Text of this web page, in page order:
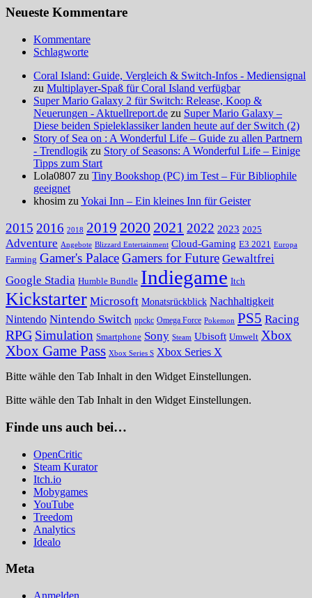
Neueste Kommentare
Kommentare
Schlagworte
Coral Island: Guide, Vergleich & Switch-Infos - Mediensignal
zu Multiplayer-Spaß für Coral Island verfügbar
Super Mario Galaxy 2 für Switch: Release, Koop &
Neuerungen - Aktuellreport.de zu Super Mario Galaxy –
Diese beiden Spieleklassiker landen heute auf der Switch (2)
Story of Sea on : A Wonderful Life – Guide zu allen Partnern
- Trendlogik zu Story of Seasons: A Wonderful Life – Einige
Tipps zum Start
Lola0807 zu Tiny Bookshop (PC) im Test – Für Bibliophile
geeignet
khosim zu Yokai Inn – Ein kleines Inn für Geister
2015 2016 2018 2019 2020 2021 2022 2023 2025
Adventure Angebote Blizzard Entertainment Cloud-Gaming E3 2021 Europa
Farming Gamer's PalaceGamers for Future Gewaltfrei
Google Stadia Humble Bundle Indiegame Itch
Kickstarter Microsoft Monatsrückblick Nachhaltigkeit
Nintendo Nintendo Switch npckc Omega Force Pokemon PS5 Racing
RPG Simulation Smartphone Sony Steam Ubisoft Umwelt Xbox
Xbox Game Pass Xbox Series S Xbox Series X
Bitte wähle den Tab Inhalt in den Widget Einstellungen.
Bitte wähle den Tab Inhalt in den Widget Einstellungen.
Finde uns auch bei…
OpenCritic
Steam Kurator
Itch.io
Mobygames
YouTube
Treedom
Analytics
Idealo
Meta
Anmelden